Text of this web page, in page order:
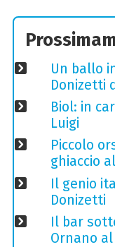
Un ballo
Donizetti
Biol: in
Luigi
Piccolo
ghiaccio
Il genio
Donizetti
Il bar
Ornano